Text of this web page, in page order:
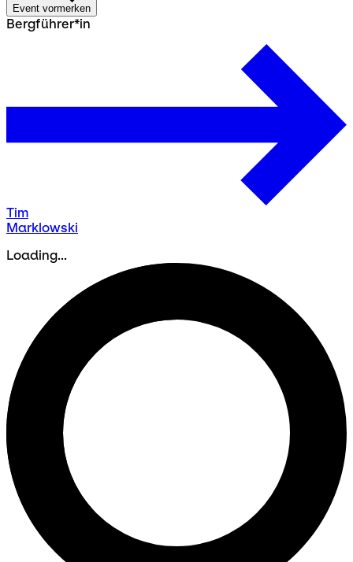
Event vormerken
Bergführer*in
Tim
Marklowski
Loading...